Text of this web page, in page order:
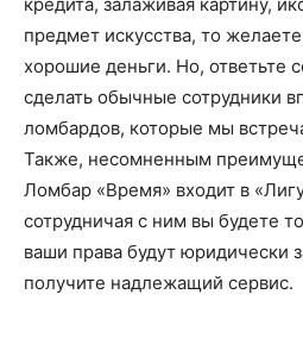
предмет искусства, то
хорошие деньги. Но, ответьте
сделать обычные сотрудники
ломбардов, которые мы
Также, несомненным
Ломбар «Время» входит в
сотрудничая с ним вы будете
ваши права будут юридически
получите надлежащий сервис.